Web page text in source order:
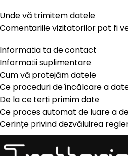
Unde vă trimitem datele
Comentariile vizitatorilor pot fi
Informatia ta de contact
Informatii suplimentare
Cum vă protejăm datele
Ce proceduri de încălcare a
De la ce terți primim date
Ce proces automat de luare a
Cerințe privind dezvăluirea